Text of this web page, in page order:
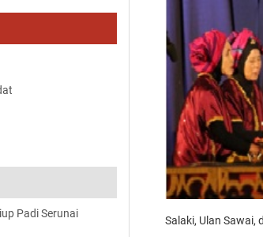
Padi Serunai
Salaki, Ulan Sawai,